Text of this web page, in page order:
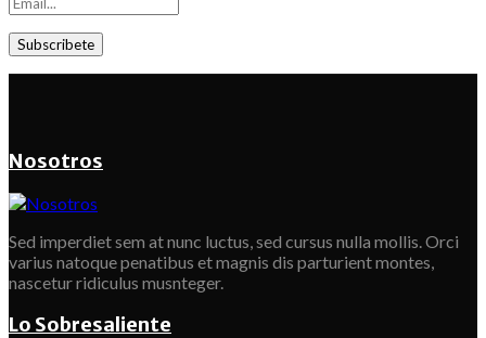
Nosotros
Sed imperdiet sem at nunc luctus, sed cursus nulla mollis. Orci
varius natoque penatibus et magnis dis parturient montes,
nascetur ridiculus musnteger.
Lo Sobresaliente